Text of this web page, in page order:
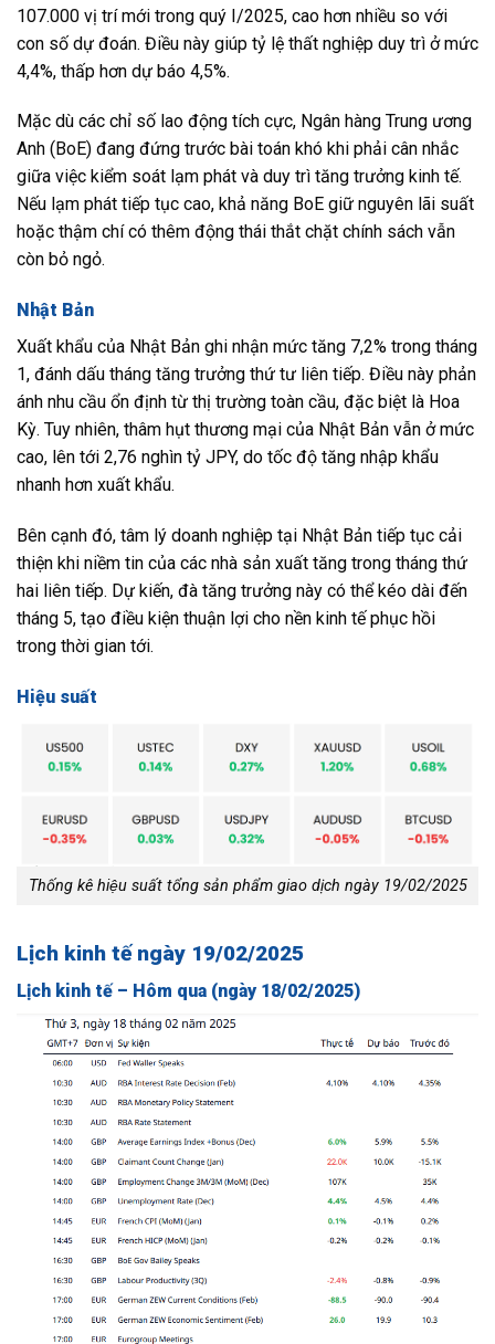
107.000 vị trí mới trong quý I/2025, cao hơn nhiều so với
con số dự đoán. Điều này giúp tỷ lệ thất nghiệp duy trì ở mức
4,4%, thấp hơn dự báo 4,5%.
Mặc dù các chỉ số lao động tích cực, Ngân hàng Trung ương
Anh (BoE) đang đứng trước bài toán khó khi phải cân nhắc
giữa việc kiểm soát lạm phát và duy trì tăng trưởng kinh tế.
Nếu lạm phát tiếp tục cao, khả năng BoE giữ nguyên lãi suất
hoặc thậm chí có thêm động thái thắt chặt chính sách vẫn
còn bỏ ngỏ.
Nhật Bản
Xuất khẩu của Nhật Bản ghi nhận mức tăng 7,2% trong tháng
1, đánh dấu tháng tăng trưởng thứ tư liên tiếp. Điều này phản
ánh nhu cầu ổn định từ thị trường toàn cầu, đặc biệt là Hoa
Kỳ. Tuy nhiên, thâm hụt thương mại của Nhật Bản vẫn ở mức
cao, lên tới 2,76 nghìn tỷ JPY, do tốc độ tăng nhập khẩu
nhanh hơn xuất khẩu.
Bên cạnh đó, tâm lý doanh nghiệp tại Nhật Bản tiếp tục cải
thiện khi niềm tin của các nhà sản xuất tăng trong tháng thứ
hai liên tiếp. Dự kiến, đà tăng trưởng này có thể kéo dài đến
tháng 5, tạo điều kiện thuận lợi cho nền kinh tế phục hồi
trong thời gian tới.
Hiệu suất
Thống kê hiệu suất tổng sản phẩm giao dịch ngày 19/02/2025
Lịch kinh tế ngày 19/02/2025
Lịch kinh tế – Hôm qua (ngày 18/02/2025)